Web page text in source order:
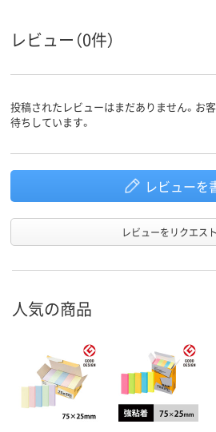
商品環境
75 75
レビュー（0件）
投稿されたレビューはまだありません。お
待ちしています。
レビューを
レビューをリクエス
人気の商品